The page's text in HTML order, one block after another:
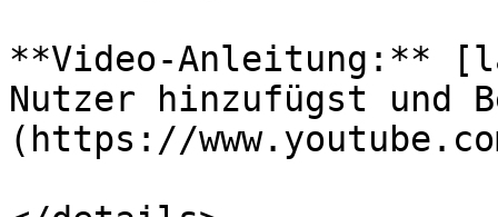
**Video-Anleitung:**
Nutzer hinzufügst und
(https://